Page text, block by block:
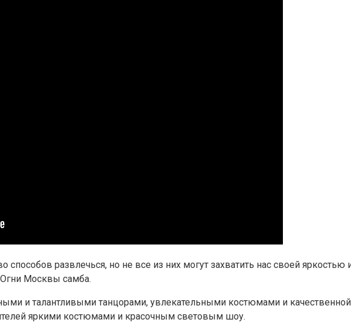
способов развлечься, но не все из них могут захватить нас своей
Москвы самба.
и талантливыми танцорами, увлекательными костюмами и
яркими костюмами и красочным световым шоу.